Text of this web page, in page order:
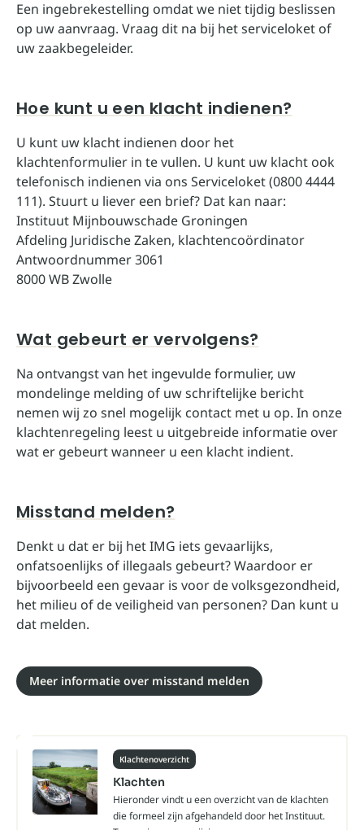
Een ingebrekestelling omdat we niet tijdig beslissen
op uw aanvraag. Vraag dit na bij het serviceloket of
uw zaakbegeleider.
Hoe kunt u een klacht indienen?
U kunt uw klacht indienen door het
klachtenformulier in te vullen. U kunt uw klacht ook
telefonisch indienen via ons Serviceloket (0800 4444
111). Stuurt u liever een brief? Dat kan naar:
Instituut Mijnbouwschade Groningen
Afdeling Juridische Zaken, klachtencoördinator
Antwoordnummer 3061
8000 WB Zwolle
Wat gebeurt er vervolgens?
Na ontvangst van het ingevulde formulier, uw
mondelinge melding of uw schriftelijke bericht
nemen wij zo snel mogelijk contact met u op. In onze
klachtenregeling leest u uitgebreide informatie over
wat er gebeurt wanneer u een klacht indient.
Misstand melden?
Denkt u dat er bij het IMG iets gevaarlijks,
onfatsoenlijks of illegaals gebeurt? Waardoor er
bijvoorbeeld een gevaar is voor de volksgezondheid,
het milieu of de veiligheid van personen? Dan kunt u
dat melden.
Meer informatie over misstand melden
Klachtenoverzicht
Klachten
Hieronder vindt u een overzicht van de klachten
die formeel zijn afgehandeld door het Instituut.